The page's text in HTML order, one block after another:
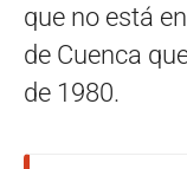
que no está
de Cuenca
de 1980.